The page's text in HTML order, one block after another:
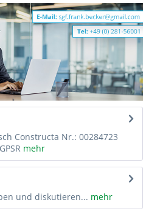
Constructa Nr.: 00284723
mehr
und diskutieren... mehr